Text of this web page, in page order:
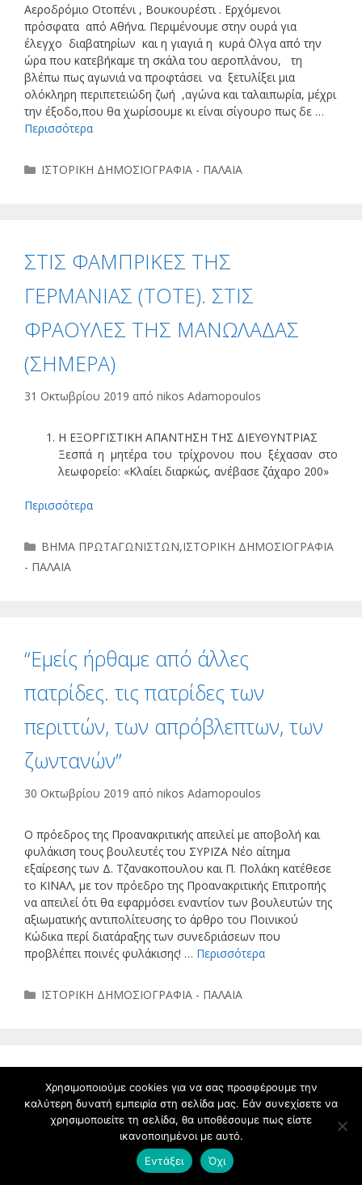
Αεροδρόμιο Οτοπένι , Βουκουρέστι . Ερχόμενοι
πρόσφατα από Αθήνα. Περιμένουμε στην ουρά για
έλεγχο διαβατηρίων και η γιαγιά η κυρά ΄Ολγα από την
ώρα που κατεβήκαμε τη σκάλα του αεροπλάνου, τη
βλέπω πως αγωνιά να προφτάσει να ξετυλίξει μια
ολόκληρη περιπετειώδη ζωή ,αγώνα και ταλαιπωρία, μέχρι
την έξοδο,που θα χωρίσουμε κι είναι σίγουρο πως δε …
Περισσότερα
Κατηγορίες
ΙΣΤΟΡΙΚΗ ΔΗΜΟΣΙΟΓΡΑΦΙΑ - ΠΑΛΑΙΑ
ΣΤΙΣ ΦΑΜΠΡΙΚΕΣ ΤΗΣ
ΓΕΡΜΑΝΙΑΣ (ΤΟΤΕ). ΣΤΙΣ
ΦΡΑΟΥΛΕΣ ΤΗΣ ΜΑΝΩΛΑΔΑΣ
(ΣΗΜΕΡΑ)
31 Οκτωβρίου 2019 από nikos Adamopoulos
Η ΕΞΟΡΓΙΣΤΙΚΗ ΑΠΑΝΤΗΣΗ ΤΗΣ ΔΙΕΥΘΥΝΤΡΙΑΣ
Ξεσπά η μητέρα του τρίχρονου που ξέχασαν στο
λεωφορείο: «Κλαίει διαρκώς, ανέβασε ζάχαρο 200»
Περισσότερα
Κατηγορίες
ΒΗΜΑ ΠΡΩΤΑΓΩΝΙΣΤΩΝ,ΙΣΤΟΡΙΚΗ ΔΗΜΟΣΙΟΓΡΑΦΙΑ
- ΠΑΛΑΙΑ
“Εμείς ήρθαμε από άλλες
πατρίδες. τις πατρίδες των
περιττών, των απρόβλεπτων, των
ζωντανών”
30 Οκτωβρίου 2019 από nikos Adamopoulos
Ο πρόεδρος της Προανακριτικής απειλεί με αποβολή και
φυλάκιση τους βουλευτές του ΣΥΡΙΖΑ Νέο αίτημα
εξαίρεσης των Δ. Τζανακοπουλου και Π. Πολάκη κατέθεσε
το ΚΙΝΑΛ, με τον πρόεδρο της Προανακριτικής Επιτροπής
να απειλεί ότι θα εφαρμόσει εναντίον των βουλευτών της
αξιωματικής αντιπολίτευσης το άρθρο του Ποινικού
Κώδικα περί διατάραξης των συνεδριάσεων που
προβλέπει ποινές φυλάκισης! … Περισσότερα
Κατηγορίες
ΙΣΤΟΡΙΚΗ ΔΗΜΟΣΙΟΓΡΑΦΙΑ - ΠΑΛΑΙΑ
ΛΟΥΚΗΣ ΑΚΡΙΤΑΣ
ΑΙΣΧΥΝΟΜΕΝΟΣ!
απόnikos Adamopoulos
Χρησιμοποιούμε cookies για να σας προσφέρουμε την
καλύτερη δυνατή εμπειρία στη σελίδα μας. Εάν συνεχίσετε να
χρησιμοποιείτε τη σελίδα, θα υποθέσουμε πως είστε
ικανοποιημένοι με αυτό.
Εντάξει
Όχι